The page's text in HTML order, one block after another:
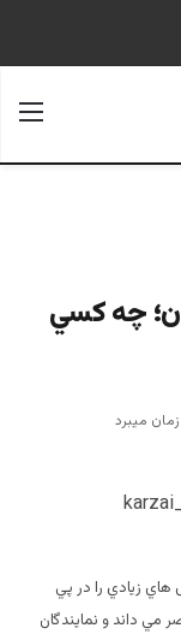
چه كسي
زيادي را در پي
مي داند و نمايندگان